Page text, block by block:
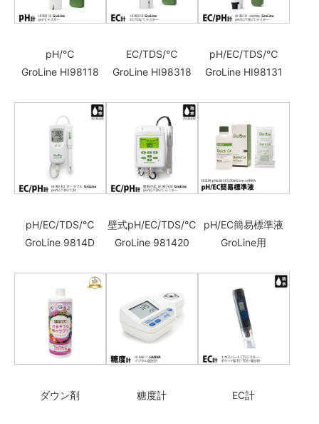
pH/℃
GroLine HI98118
EC/TDS/℃
GroLine HI98318
pH/EC/TDS/℃
GroLine HI98131
pH/EC/TDS/℃
GroLine 9814D
壁式pH/EC/TDS/℃
GroLine 981420
pH/EC簡易標準液
GroLine用
ダウン剤 糖度計 EC計